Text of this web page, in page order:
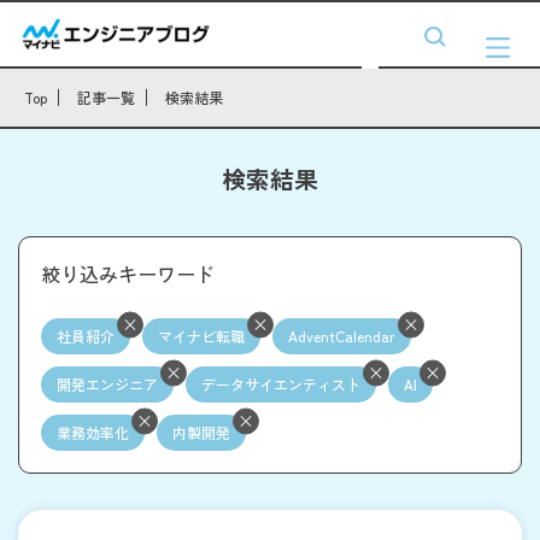
Top 記事一覧 検索結果
検索結果
絞り込みキーワード
社員紹介 マイナビ転職 AdventCalendar
開発エンジニア データサイエンティスト AI
業務効率化 内製開発